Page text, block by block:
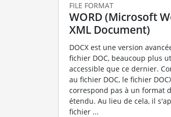
FILE FORMAT
WORD (Microsoft
XML Document)
DOCX est une version
fichier DOC, beaucoup plus
accessible que ce dernier.
au fichier DOC, le fichier
correspond pas à un format
étendu. Au lieu de cela, il
fichier ...